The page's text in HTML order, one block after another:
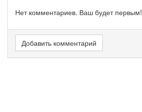
Нет комментариев. Ваш будет первым!
Добавить комментарий